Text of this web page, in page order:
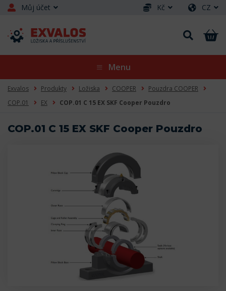
Můj účet Kč CZ
Menu
Exvalos Produkty Ložiska COOPER
Pouzdra COOPER
COP.01
EX COP.01 C 15 EX SKF Cooper Pouzdro
COP.01 C 15 EX SKF Cooper Pouzdro